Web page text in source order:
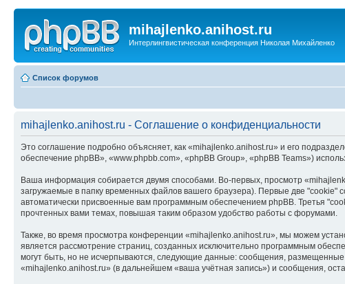
mihajlenko.anihost.ru
Интерлингвистическая конференция Николая Михайленко
Список форумов
mihajlenko.anihost.ru - Соглашение о конфиденциальности
Это соглашение подробно объясняет, как «mihajlenko.anihost.ru» и его
обеспечение phpBB», «www.phpbb.com», «phpBB Group», «phpBB Teams»)
Ваша информация собирается двумя способами. Во-первых, просмотр
загружаемые в папку временных файлов вашего браузера). Первые две
автоматически присвоенные вам программным обеспечением phpBB. Третья
прочтенных вами темах, повышая таким образом удобство работы с форумами.
Также, во время просмотра конференции «mihajlenko.anihost.ru», мы можем
является рассмотрение страниц, созданных исключительно программным
могут быть, но не исчерпываются, следующие данные: сообщения,
«mihajlenko.anihost.ru» (в дальнейшем «ваша учётная запись») и сообщения,